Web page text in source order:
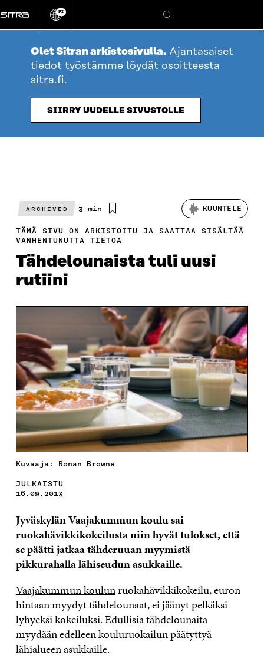
suoraan
sisältöön
Vaihda
kieli
FI
Hae
Olet Sitran arkistosivulla. Ajantasaiset
tiedot työstämme löydät osoitteesta
sitra.fi.
SIIRRY UUDELLE SIVUSTOLLE
ARCHIVED
Arvioitu
3 min KUUNTELE
TÄMÄ SIVU ON ARKISTOITU JA SAATTAA SISÄLTÄÄ
VANHENTUNUTTA TIETOA
Tähdelounaista tuli uusi
rutiini
Kuvaaja: Ronan Browne
JULKAISTU
16.09.2013
Jyväskylän Vaajakummun koulu sai
ruokahävikkikokeilusta niin hyvät tulokset, että
se päätti jatkaa tähderuuan myymistä
pikkurahalla lähiseudun asukkaille.
Vaajakummun koulunruokahävikkikokeilu, euron
hintaan myydyt tähdelounaat, ei jäänyt pelkäksi
lyhyeksi kokeiluksi. Edullisia tähdelounaita
myydään edelleen kouluruokailun päätyttyä
lähialueen asukkaille.